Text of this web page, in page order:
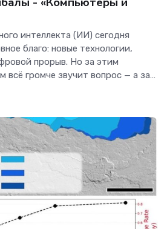
интеллекта (ИИ) сегодня
благо: новые технологии,
прорыв. Но за этим
громче звучит вопрос — а за